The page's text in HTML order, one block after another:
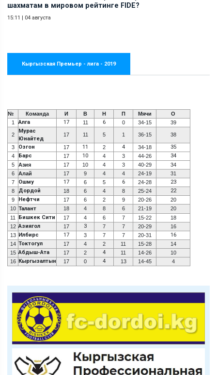
шахматам в мировом рейтинге FIDE?
15:11 | 04 августа
Кыргызская Премьер - лига - 2019
№ Команда И В Н П Мячи
О
1
Алга 17 11 6 0 34-15 39
2
Мурас
Юнайтед
17 11 5 1 36-15 38
3 Озгон 17 11 2 4 34-18 35
4 Барс 17 10 4 3 44-26 34
5 Азия 17 10 4 3 40-29
34
6
Алай 17 9 4 4 24-19
31
7
Ошму 17 6 5 6 24-28 23
8 Дордой 18 6 4 8 25-24 22
9 Нефтчи 17 6 2 9 20-26
20
10 Талант 18 4 8 6 21-19
20
11
Бишкек Сити 17 4 6 7 15-22
18
12 Азиягол 17 3 7 7 20-29
16
13 Илбирс 17 3 7 7 20-31 16
14 Токтогул 17 4 2 11 15-28
14
15 Абдыш-Ата 17 2 4 11 14-26
10
16 Кыргызалтын 17 0 4 13 14-45 4